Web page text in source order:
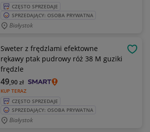
CZĘSTO SPRZEDAJE
SPRZEDAJĄCY: OSOBA PRYWATNA
Białystok
Sweter z frędzlami efektowne
rękawy ptak pudrowy róż 38 M guziki
frędzle
KUP TERAZ
49,90zł
CZĘSTO SPRZEDAJE
SPRZEDAJĄCY: OSOBA PRYWATNA
Białystok